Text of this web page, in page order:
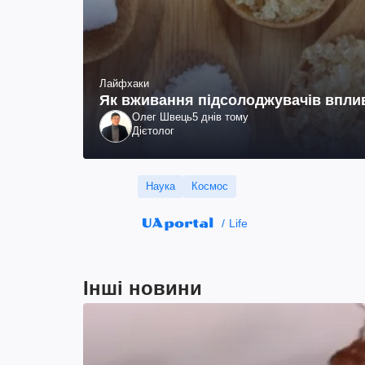
Лайфхаки
Як вживання підсолоджувачів
Олег Швець5 днів тому
Дієтолог
Наука Космос
Life
Інші новини